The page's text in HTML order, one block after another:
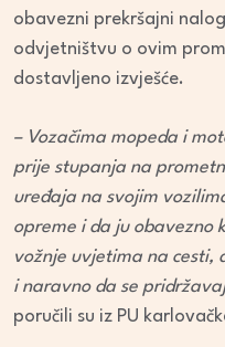
obavezni prekršajni
odvjetništvu o ovim
dostavljeno izvješće.
– Vozačima mopeda i
prije stupanja na
uređaja na svojim
opreme i da ju obavezno
vožnje uvjetima na cesti,
i naravno da se
poručili su iz PU